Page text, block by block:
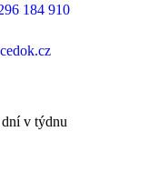
184 910
dní v týdnu